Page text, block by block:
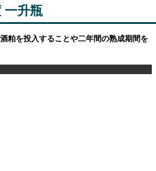
一升瓶
粕を投入することや二年間の熟成期間を